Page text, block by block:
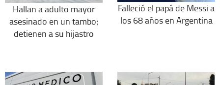
Hallan a adulto mayor
asesinado en un tambo;
detienen a su hijastro
Falleció el papá de Messi a
los 68 años en Argentina